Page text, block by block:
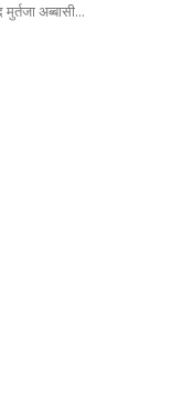
अब्बासी...